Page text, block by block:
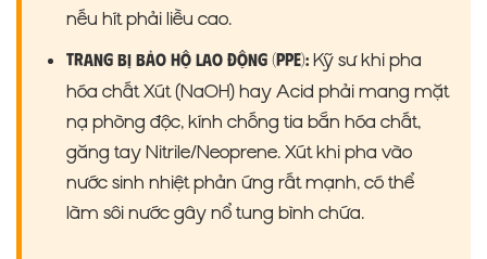
nếu hít phải liều cao.
Trang bị bảo hộ lao động (PPE):Kỹ sư khi pha
hóa chất Xút (NaOH) hay Acid phải mang mặt
nạ phòng độc, kính chống tia bắn hóa chất,
găng tay Nitrile/Neoprene. Xút khi pha vào
nước sinh nhiệt phản ứng rất mạnh, có thể
làm sôi nước gây nổ tung bình chứa.